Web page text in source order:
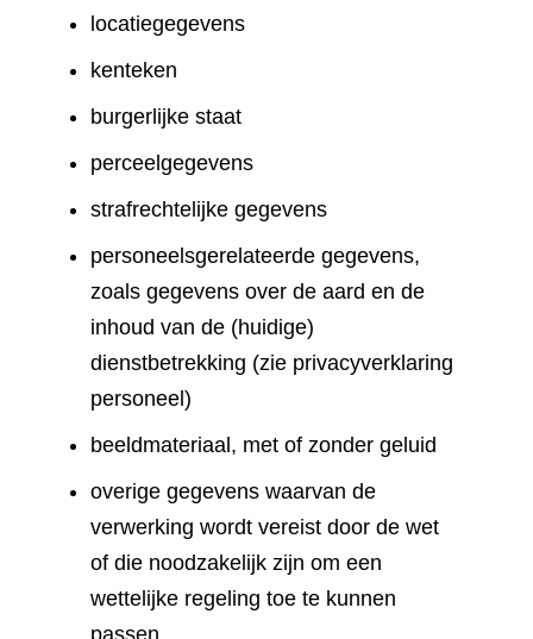
locatiegegevens
kenteken
burgerlijke staat
perceelgegevens
strafrechtelijke gegevens
personeelsgerelateerde gegevens,
zoals gegevens over de aard en de
inhoud van de (huidige)
dienstbetrekking (zie privacyverklaring
personeel)
beeldmateriaal, met of zonder geluid
overige gegevens waarvan de
verwerking wordt vereist door de wet
of die noodzakelijk zijn om een
wettelijke regeling toe te kunnen
passen